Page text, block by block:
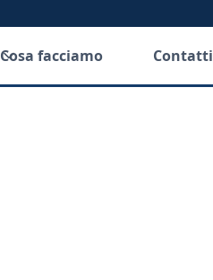
Cosa facciamo Contatti